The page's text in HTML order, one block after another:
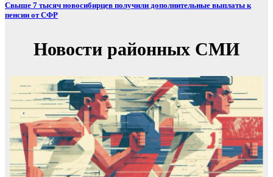
Свыше 7 тысяч новосибирцев получили дополнительные выплаты к
пенсии от СФР